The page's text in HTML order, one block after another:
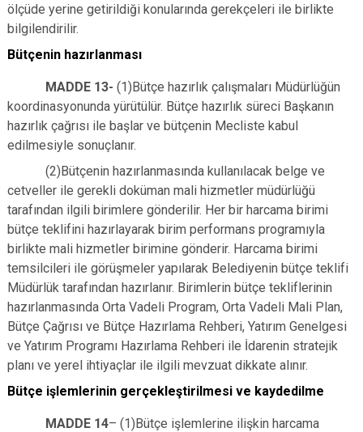
ölçüde yerine getirildiği konularında gerekçeleri ile birlikte
bilgilendirilir.
Bütçenin hazırlanması
MADDE 13- (1)Bütçe hazırlık çalışmaları Müdürlüğün
koordinasyonunda yürütülür. Bütçe hazırlık süreci Başkanın
hazırlık çağrısı ile başlar ve bütçenin Mecliste kabul
edilmesiyle sonuçlanır.
(2)Bütçenin hazırlanmasında kullanılacak belge ve
cetveller ile gerekli doküman mali hizmetler müdürlüğü
tarafından ilgili birimlere gönderilir. Her bir harcama birimi
bütçe teklifini hazırlayarak birim performans programıyla
birlikte mali hizmetler birimine gönderir. Harcama birimi
temsilcileri ile görüşmeler yapılarak Belediyenin bütçe teklifi
Müdürlük tarafından hazırlanır. Birimlerin bütçe tekliflerinin
hazırlanmasında Orta Vadeli Program, Orta Vadeli Mali Plan,
Bütçe Çağrısı ve Bütçe Hazırlama Rehberi, Yatırım Genelgesi
ve Yatırım Programı Hazırlama Rehberi ile İdarenin stratejik
planı ve yerel ihtiyaçlar ile ilgili mevzuat dikkate alınır.
Bütçe işlemlerinin gerçekleştirilmesi ve kaydedilme
MADDE 14– (1)Bütçe işlemlerine ilişkin harcama